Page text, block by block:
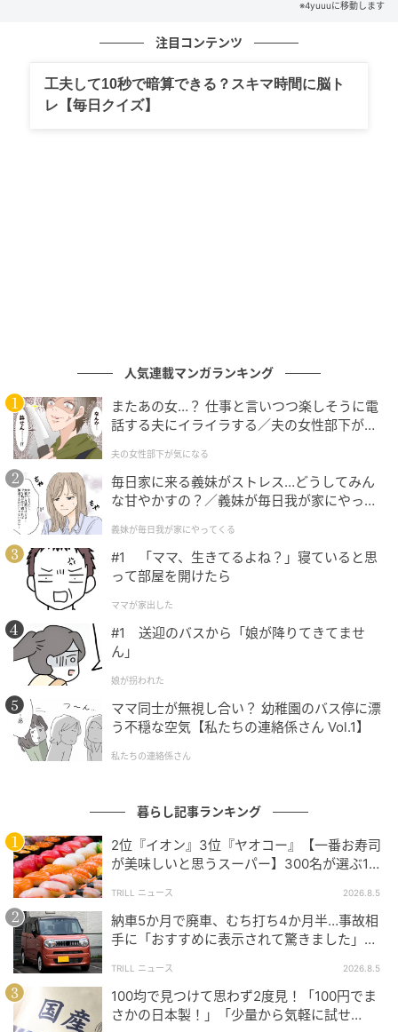
にくくなります。
植え付けの直後からかけておくのがおすすめです♪
目の細かいネットほど、小さな虫の侵入を防ぎやすい
といわれています。
害虫対策③コンパニオンプランツの力を借り
る
出典：4yuuu.com
近くに植えるだけで、虫を遠ざけてくれる植物(コンパ
ニオンプランツ)を活用するのも◎
たとえばイチゴのそばにニンニクを植えると、独特の
香りでアブラムシが寄りにくくなり、株も元気に育つ
と考えられています。
※4yuuuに移動します
注目コンテンツ
工夫して10秒で暗算できる？スキマ時間に脳ト
レ【毎日クイズ】
人気連載マンガランキング
またあの女…？ 仕事と言いつつ楽しそうに電
話する夫にイライラする／夫の女性部下が気
夫の女性部下が気になる
毎日家に来る義妹がストレス…どうしてみん
な甘やかすの？／義妹が毎日我が家にやって
が】
義妹が毎日我が家にやってくる
#1 「ママ、生きてるよね？」寝ていると思
って部屋を開けたら
ママが家出した
#1 送迎のバスから「娘が降りてきてませ
ん」
娘が拐われた
ママ同士が無視し合い？ 幼稚園のバス停に漂
う不穏な空気【私たちの連絡係さん Vol.1】
私たちの連絡係さん
暮らし記事ランキング
2位『イオン』3位『ヤオコー』【一番お寿司
が美味しいと思うスーパー】300名が選ぶ1位
TRILL ニュース 2026.8.5
納車5か月で廃車、むち打ち4か月半…事故相
手に「おすすめに表示されて驚きました」と
TRILL ニュース 2026.8.5
100均で見つけて思わず2度見！「100円でま
さかの日本製！」「少量から気軽に試せ